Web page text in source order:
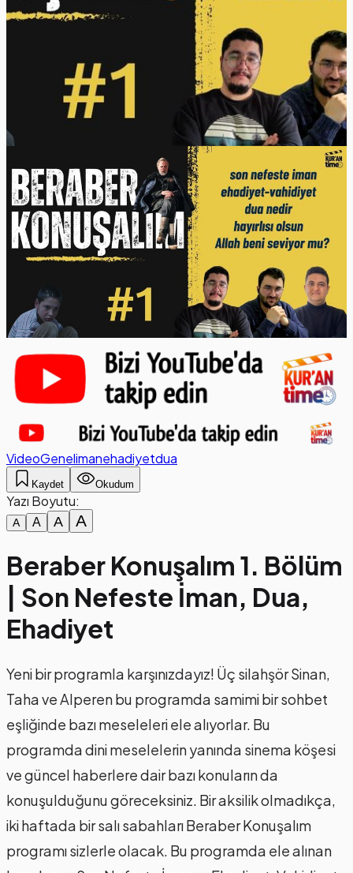
VideoGenelimanehadiyetdua
Kaydet Okudum
Yazı Boyutu:
A A A A
Beraber Konuşalım 1. Bölüm
| Son Nefeste İman, Dua,
Ehadiyet
Yeni bir programla karşınızdayız! Üç silahşör Sinan,
Taha ve Alperen bu programda samimi bir sohbet
eşliğinde bazı meseleleri ele alıyorlar. Bu
programda dini meselelerin yanında sinema köşesi
ve güncel haberlere dair bazı konuların da
konuşulduğunu göreceksiniz. Bir aksilik olmadıkça,
iki haftada bir salı sabahları Beraber Konuşalım
programı sizlerle olacak. Bu programda ele alınan